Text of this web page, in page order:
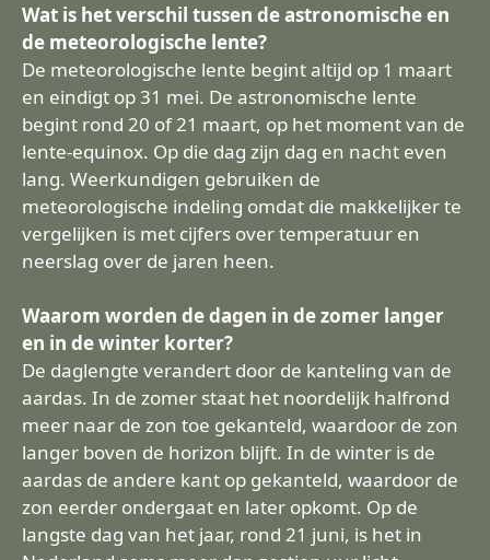
Wat is het verschil tussen de astronomische en
de meteorologische lente?
De meteorologische lente begint altijd op 1 maart
en eindigt op 31 mei. De astronomische lente
begint rond 20 of 21 maart, op het moment van de
lente-equinox. Op die dag zijn dag en nacht even
lang. Weerkundigen gebruiken de
meteorologische indeling omdat die makkelijker te
vergelijken is met cijfers over temperatuur en
neerslag over de jaren heen.
Waarom worden de dagen in de zomer langer
en in de winter korter?
De daglengte verandert door de kanteling van de
aardas. In de zomer staat het noordelijk halfrond
meer naar de zon toe gekanteld, waardoor de zon
langer boven de horizon blijft. In de winter is de
aardas de andere kant op gekanteld, waardoor de
zon eerder ondergaat en later opkomt. Op de
langste dag van het jaar, rond 21 juni, is het in